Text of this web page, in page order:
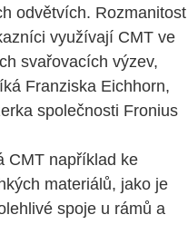
odvětvích. Rozmanitost
využívají CMT ve
svařovacích výzev,
Franziska Eichhorn,
společnosti Fronius
CMT například ke
materiálů, jako je
spoje u rámů a